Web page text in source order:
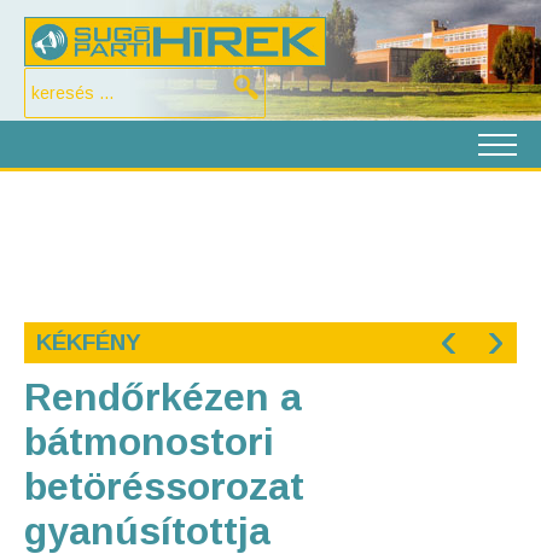
KÉKFÉNY ‹ ›
Rendőrkézen a
bátmonostori
betöréssorozat
gyanúsítottja